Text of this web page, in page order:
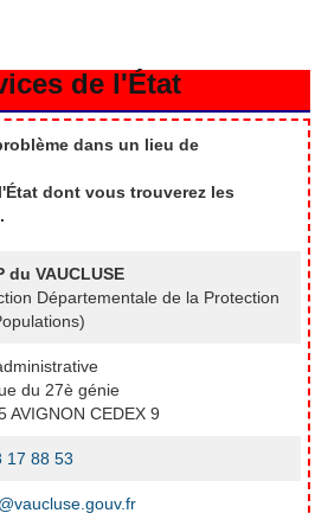
de l'État
dans un lieu de
dont vous trouverez les
du VAUCLUSE
Départementale de la Protection
du 27è génie
AVIGNON CEDEX 9
17 88 53